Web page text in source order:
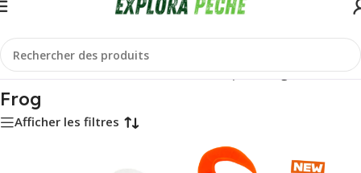
Accueil/Carnassier/Leurres/Leurres souples/Frog
Frog
Afficher les filtres